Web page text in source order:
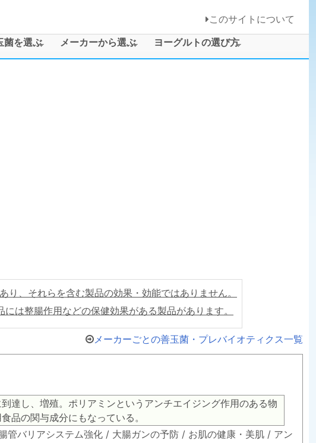
このサイトについて
菌を選ぶ メーカーから選ぶ ヨーグルトの選び方
、それらを含む製品の効果・効能ではありません。
は整腸作用などの保健効果がある製品があります。
メーカーごとの善玉菌・プレバイオティクス一覧
達し、増殖。ポリアミンというアンチエイジング作用のある物
品の関与成分にもなっている。
バリアシステム強化 / 大腸ガンの予防 / お肌の健康・美肌 / アン